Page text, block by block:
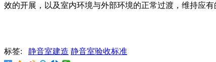
效的开展，以及室内环境与外部环境的正常过渡，维持应有
标签: 静音室建造 静音室验收标准